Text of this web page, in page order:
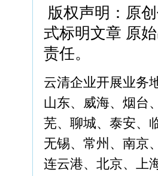
版权声明：原
式标明文章 原
责任。
云清企业开展业务
山东、威海、烟台
芜、聊城、泰安、
无锡、常州、南京
连云港、北京、上